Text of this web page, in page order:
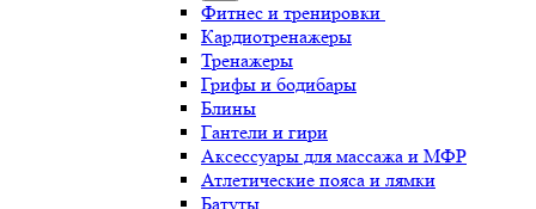
Фитнес и тренировки
Кардиотренажеры
Тренажеры
Грифы и бодибары
Блины
Гантели и гири
Аксессуары для массажа и МФР
Атлетические пояса и лямки
Батуты